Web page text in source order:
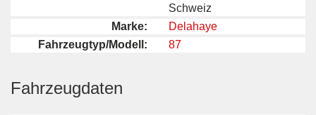
Schweiz
Marke:
Delahaye
Fahrzeugtyp/Modell:
87
Fahrzeugdaten